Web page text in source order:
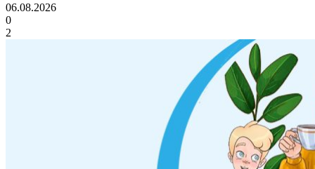
06.08.2026
0
2